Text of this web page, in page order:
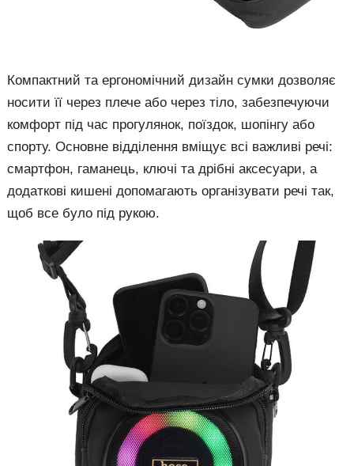
Компактний та ергономічний дизайн сумки дозволяє
носити її через плече або через тіло, забезпечуючи
комфорт під час прогулянок, поїздок, шопінгу або
спорту. Основне відділення вміщує всі важливі речі:
смартфон, гаманець, ключі та дрібні аксесуари, а
додаткові кишені допомагають організувати речі так,
щоб все було під рукою.